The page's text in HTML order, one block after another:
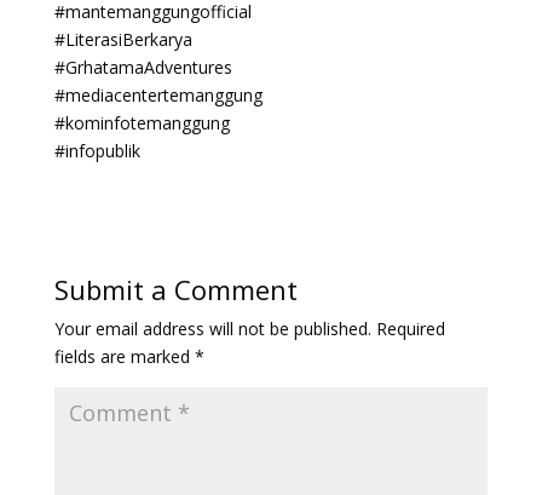
#mantemanggungofficial
#LiterasiBerkarya
#GrhatamaAdventures
#mediacentertemanggung
#kominfotemanggung
#infopublik
Submit a Comment
Your email address will not be published. Required
fields are marked *